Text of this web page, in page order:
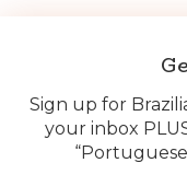
Sign up for
your inbox